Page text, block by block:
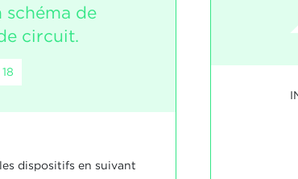
schéma de
circuit.
dispositifs en suivant